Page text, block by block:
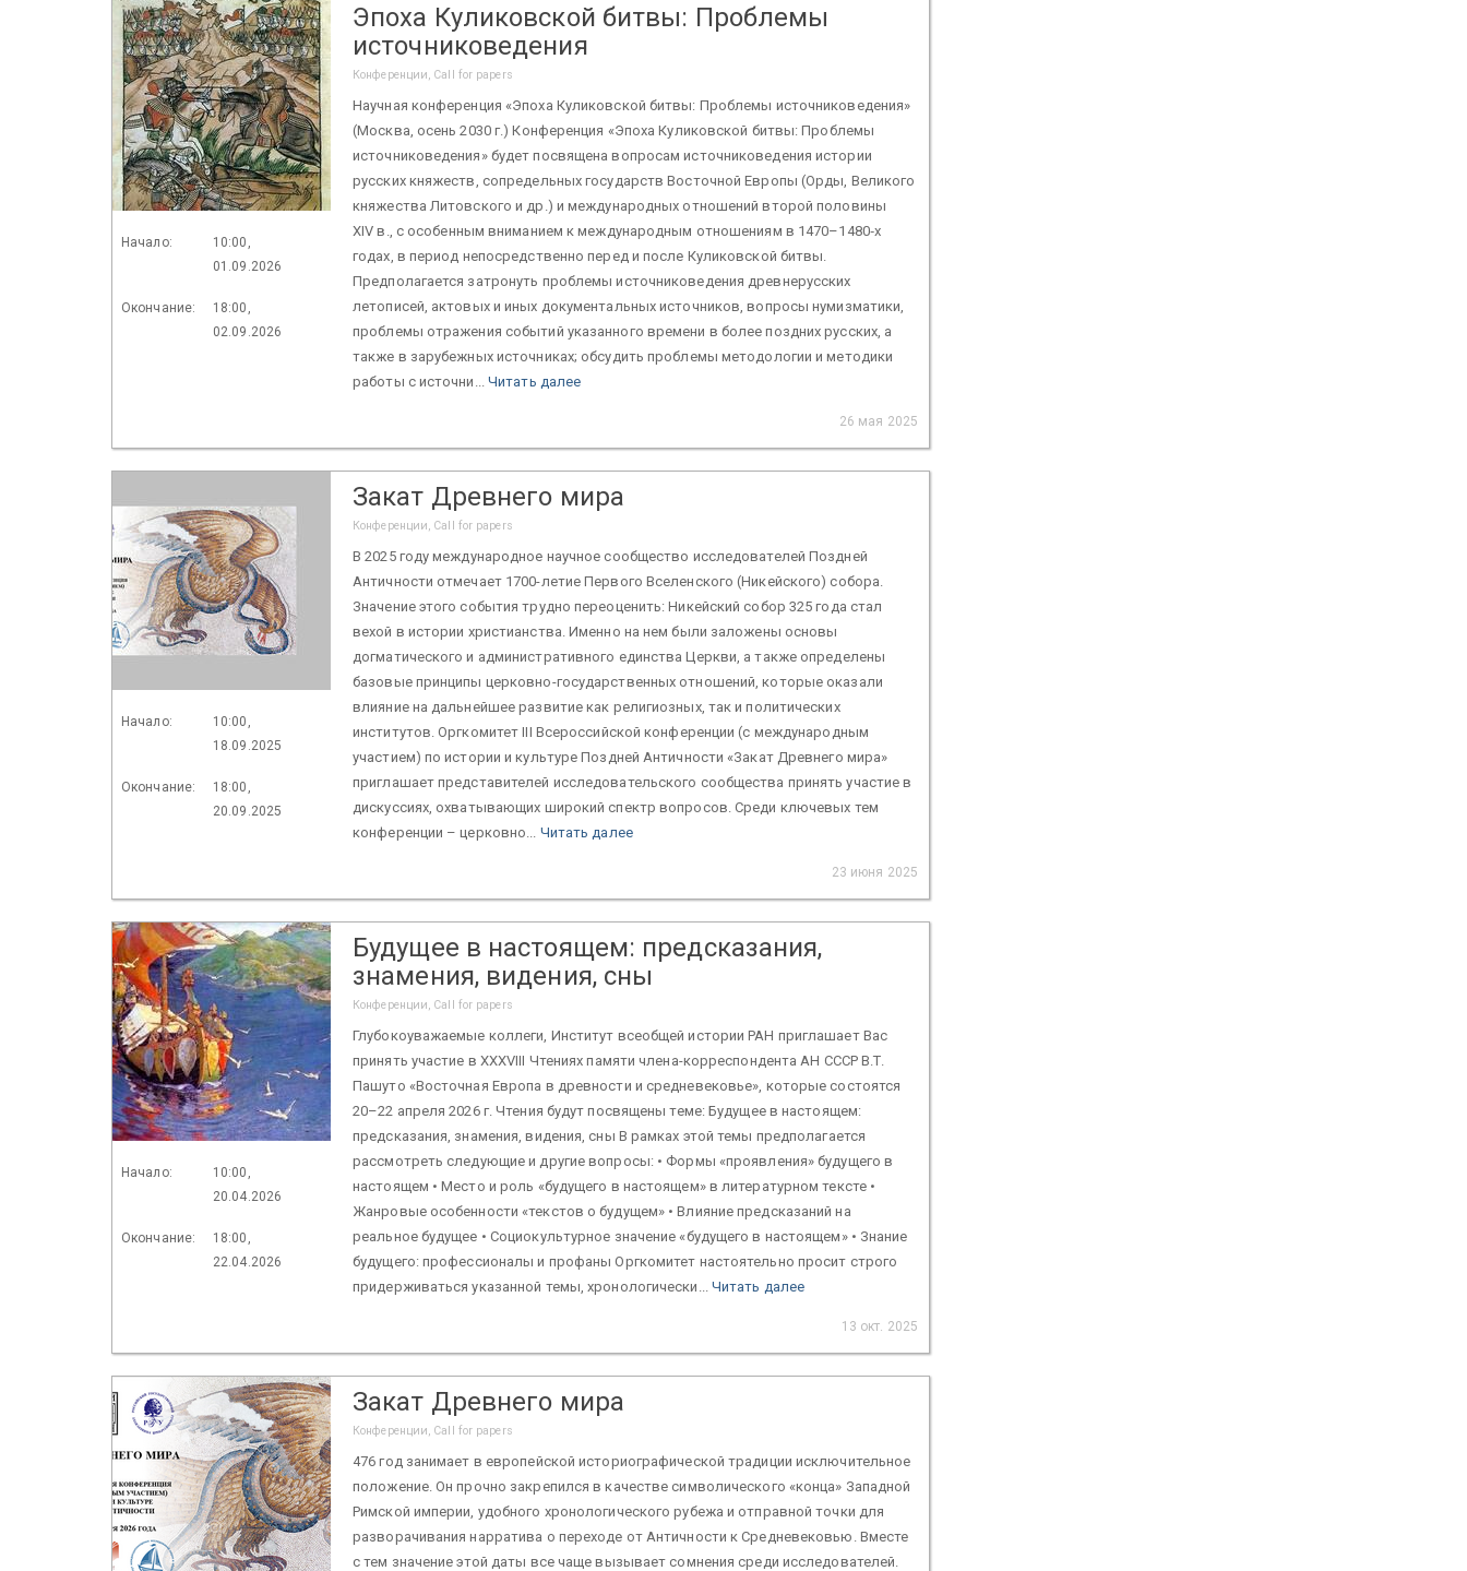
Начало:
10:00,
01.09.2026
Окончание:
18:00,
02.09.2026
Эпоха Куликовской битвы: Проблемы
источниковедения
Конференции, Call for papers
Научная конференция «Эпоха Куликовской битвы: Проблемы источниковедения»
(Москва, осень 2030 г.) Конференция «Эпоха Куликовской битвы: Проблемы
источниковедения» будет посвящена вопросам источниковедения истории
русских княжеств, сопредельных государств Восточной Европы (Орды, Великого
княжества Литовского и др.) и международных отношений второй половины
XIV в., с особенным вниманием к международным отношениям в 1470–1480‑х
годах, в период непосредственно перед и после Куликовской битвы.
Предполагается затронуть проблемы источниковедения древнерусских
летописей, актовых и иных документальных источников, вопросы нумизматики,
проблемы отражения событий указанного времени в более поздних русских, а
также в зарубежных источниках; обсудить проблемы методологии и методики
работы с источни... Читать далее
26 мая 2025
Начало:
10:00,
18.09.2025
Окончание:
18:00,
20.09.2025
Закат Древнего мира
Конференции, Call for papers
В 2025 году международное научное сообщество исследователей Поздней
Античности отмечает 1700-летие Первого Вселенского (Никейского) собора.
Значение этого события трудно переоценить: Никейский собор 325 года стал
вехой в истории христианства. Именно на нем были заложены основы
догматического и административного единства Церкви, а также определены
базовые принципы церковно-государственных отношений, которые оказали
влияние на дальнейшее развитие как религиозных, так и политических
институтов. Оргкомитет III Всероссийской конференции (с международным
участием) по истории и культуре Поздней Античности «Закат Древнего мира»
приглашает представителей исследовательского сообщества принять участие в
дискуссиях, охватывающих широкий спектр вопросов. Среди ключевых тем
конференции – церковно... Читать далее
23 июня 2025
Начало:
10:00,
20.04.2026
Окончание:
18:00,
22.04.2026
Будущее в настоящем: предсказания,
знамения, видения, сны
Конференции, Call for papers
Глубокоуважаемые коллеги, Институт всеобщей истории РАН приглашает Вас
принять участие в XXХVIII Чтениях памяти члена-корреспондента АН СССР В.Т.
Пашуто «Восточная Европа в древности и средневековье», которые состоятся
20–22 апреля 2026 г. Чтения будут посвящены теме: Будущее в настоящем:
предсказания, знамения, видения, сны В рамках этой темы предполагается
рассмотреть следующие и другие вопросы: • Формы «проявления» будущего в
настоящем • Место и роль «будущего в настоящем» в литературном тексте •
Жанровые особенности «текстов о будущем» • Влияние предсказаний на
реальное будущее • Социокультурное значение «будущего в настоящем» • Знание
будущего: профессионалы и профаны Оргкомитет настоятельно просит строго
придерживаться указанной темы, хронологически... Читать далее
13 окт. 2025
Закат Древнего мира
Конференции, Call for papers
476 год занимает в европейской историографической традиции исключительное
положение. Он прочно закрепился в качестве символического «конца» Западной
Римской империи, удобного хронологического рубежа и отправной точки для
разворачивания нарратива о переходе от Античности к Средневековью. Вместе
с тем значение этой даты все чаще вызывает сомнения среди исследователей.